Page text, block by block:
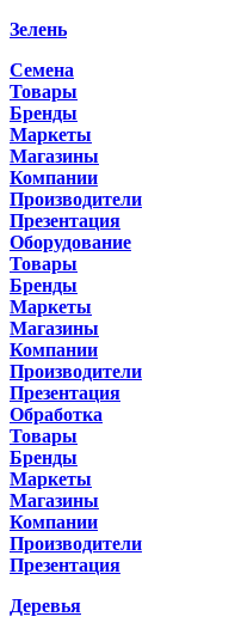
Зелень
Семена
Товары
Бренды
Маркеты
Магазины
Компании
Производители
Презентация
Оборудование
Товары
Бренды
Маркеты
Магазины
Компании
Производители
Презентация
Обработка
Товары
Бренды
Маркеты
Магазины
Компании
Производители
Презентация
Деревья